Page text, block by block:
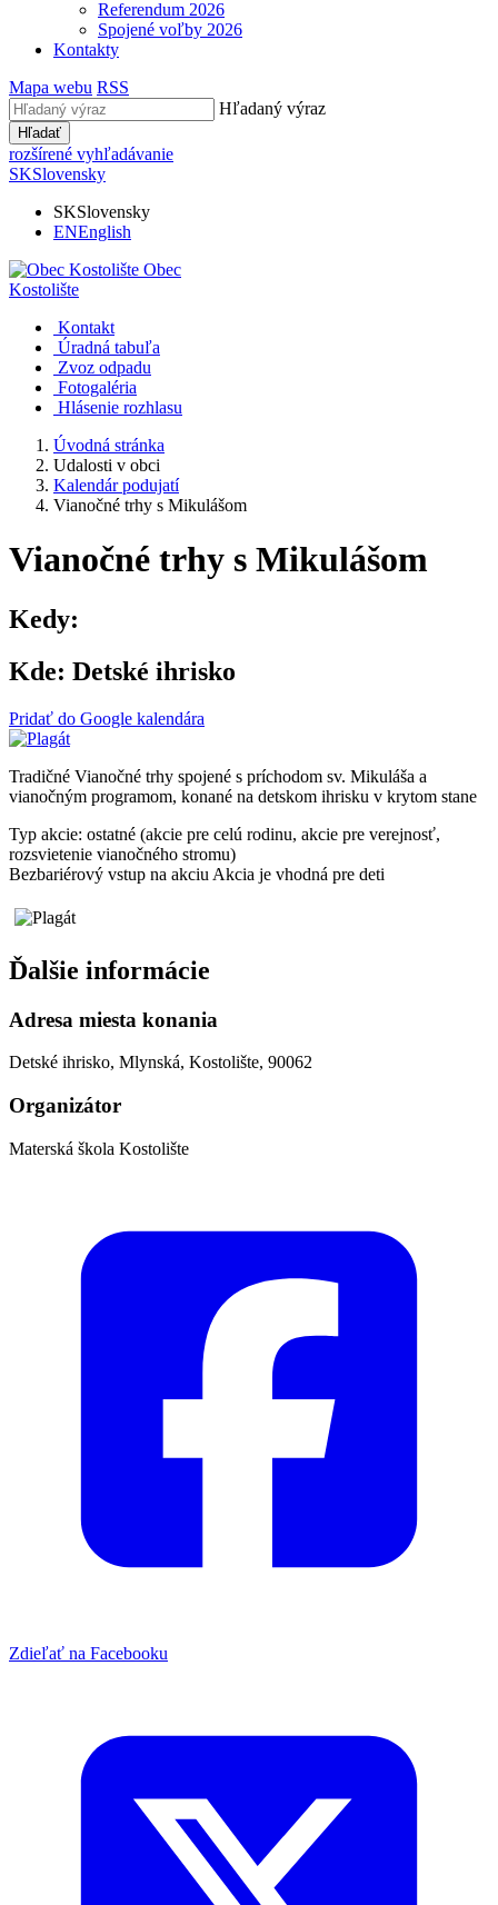
Referendum 2026
Spojené voľby 2026
Kontakty
Mapa webu RSS
Hľadaný výraz
Hľadať
rozšírené vyhľadávanie
SKSlovensky
SKSlovensky
ENEnglish
Obec
Kostolište
Kontakt
Úradná tabuľa
Zvoz odpadu
Fotogaléria
Hlásenie rozhlasu
Úvodná stránka
Udalosti v obci
Kalendár podujatí
Vianočné trhy s Mikulášom
Vianočné trhy s Mikulášom
Kedy:
Kde: Detské ihrisko
Pridať do Google kalendára
Tradičné Vianočné trhy spojené s príchodom sv. Mikuláša a
vianočným programom, konané na detskom ihrisku v krytom stane
Typ akcie: ostatné (akcie pre celú rodinu, akcie pre verejnosť,
rozsvietenie vianočného stromu)
Bezbariérový vstup na akciu Akcia je vhodná pre deti
Ďalšie informácie
Adresa miesta konania
Detské ihrisko, Mlynská, Kostolište, 90062
Organizátor
Materská škola Kostolište
Zdieľať na Facebooku